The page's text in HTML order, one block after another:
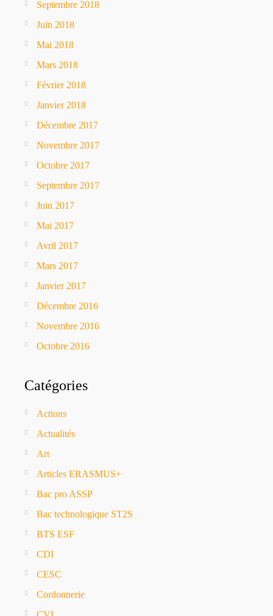
Septembre 2018
Juin 2018
Mai 2018
Mars 2018
Février 2018
Janvier 2018
Décembre 2017
Novembre 2017
Octobre 2017
Septembre 2017
Juin 2017
Mai 2017
Avril 2017
Mars 2017
Janvier 2017
Décembre 2016
Novembre 2016
Octobre 2016
Catégories
Actions
Actualités
Art
Articles ERASMUS+
Bac pro ASSP
Bac technologique ST2S
BTS ESF
CDI
CESC
Cordonnerie